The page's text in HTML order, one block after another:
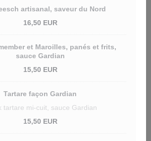
artisanal, saveur du Nord
16,50 EUR
et Maroilles, panés et frits,
sauce Gardian
15,50 EUR
Tartare façon Gardian
tartare mi-cuit, sauce Gardian
15,50 EUR